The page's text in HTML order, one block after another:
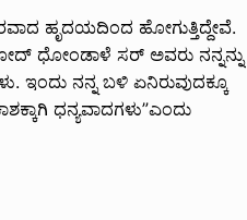
ಹೃದಯದಿಂದ ಹೋಗುತ್ತಿದ್ದೇವೆ.
ಧೋಂಡಾಳೆ ಸರ್ ಅವರು ನನ್ನನ್ನು
ಇಂದು ನನ್ನ ಬಳಿ ಏನಿರುವುದಕ್ಕೂ
ಧನ್ಯವಾದಗಳು”ಎಂದು